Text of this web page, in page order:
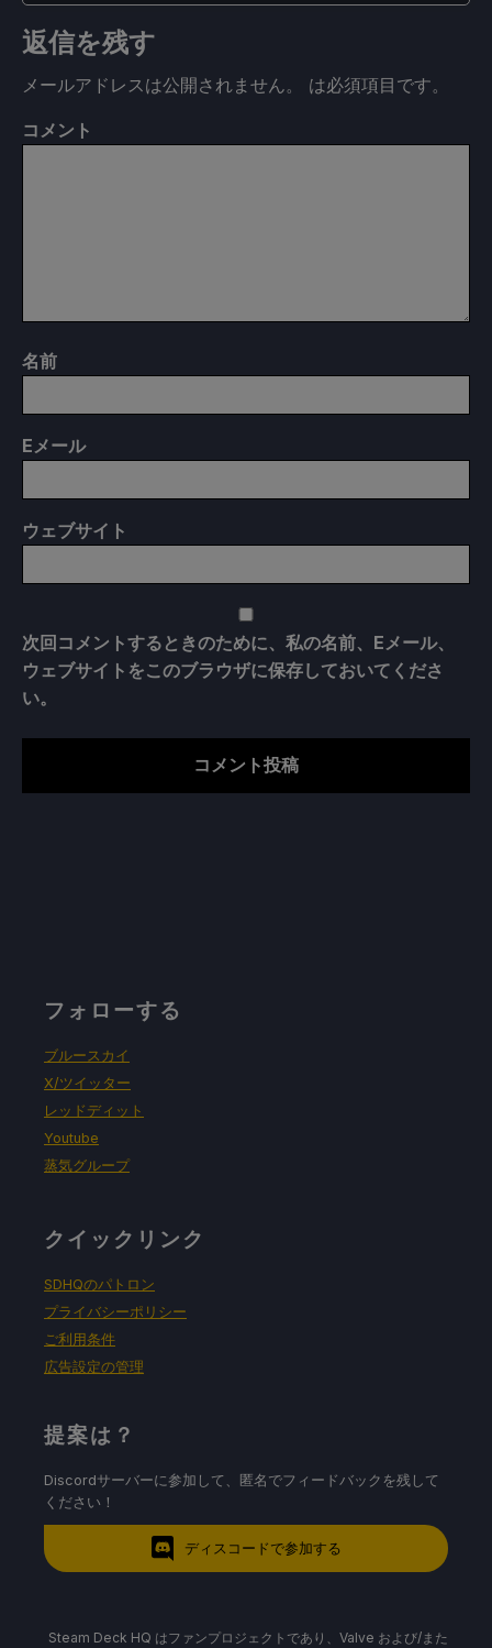
返信を残す
メールアドレスは公開されません。 は必須項目です。
コメント
名前
Eメール
ウェブサイト
次回コメントするときのために、私の名前、Eメール、
ウェブサイトをこのブラウザに保存しておいてくださ
い。
フォローする
ブルースカイ
X/ツイッター
レッドディット
Youtube
蒸気グループ
クイックリンク
SDHQのパトロン
プライバシーポリシー
ご利用条件
広告設定の管理
提案は？
Discordサーバーに参加して、匿名でフィードバックを残して
ください！
ディスコードで参加する
Steam Deck HQ はファンプロジェクトであり、Valve および/また